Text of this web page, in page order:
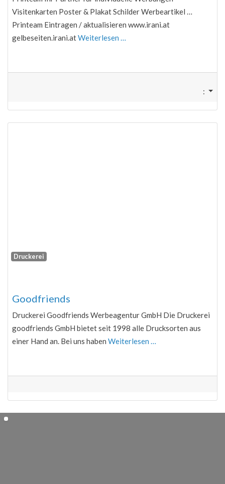
Visitenkarten Poster & Plakat Schilder Werbeartikel …
Printeam Eintragen / aktualisieren www.irani.at
gelbeseiten.irani.atWeiterlesen …
:
Druckerei
Goodfriends
Druckerei Goodfriends Werbeagentur GmbH Die Druckerei
goodfriends GmbH bietet seit 1998 alle Drucksorten aus
einer Hand an. Bei uns haben Weiterlesen …